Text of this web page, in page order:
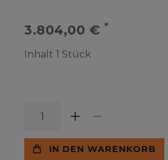
3.804,00 € *
Inhalt 1 Stück
IN DEN WARENKORB